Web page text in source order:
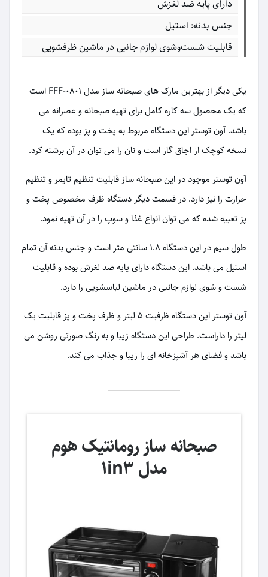
دارای پایه ضد لغزش
جنس بدنه: استیل
قابلیت شست‌وشوی لوازم جانبی در ماشین ظرفشویی
یکی دیگر از بهترین مارک های صبحانه ساز مدل FFF-0801 است
که یک محصول سه کاره کامل برای تهیه صبحانه و عصرانه می
باشد. آون توستر این دستگاه مربوط به پخت و پز بوده که یک
نسخه کوچک از اجاق گاز است و نان را می توان در آن برشته کرد.
آون توستر موجود در این صبحانه ساز قابلیت تنظیم تایمر و تنظیم
حرارت را نیز دارد. در قسمت دیگر دستگاه ظرف مخصوص پخت و
پز تعبیه شده که می توان انواع غذا و سوپ را در آن تهیه نمود.
طول سیم در این دستگاه 1.8 سانتی متر است و جنس بدنه آن تمام
استیل می باشد. این دستگاه دارای پایه ضد لغزش بوده و قابلیت
شست و شوی لوازم جانبی در ماشین لباسشویی را دارد.
آون توستر این دستگاه ظرفیت 5 لیتر و ظرف پخت و پز قابلیت یک
لیتر را داراست. طراحی این دستگاه زیبا و به رنگ صورتی روشن می
باشد و فضای هر آشپزخانه ای را زیبا و جذاب می کند.
صبحانه ساز رومانتیک هوم
مدل 1in3